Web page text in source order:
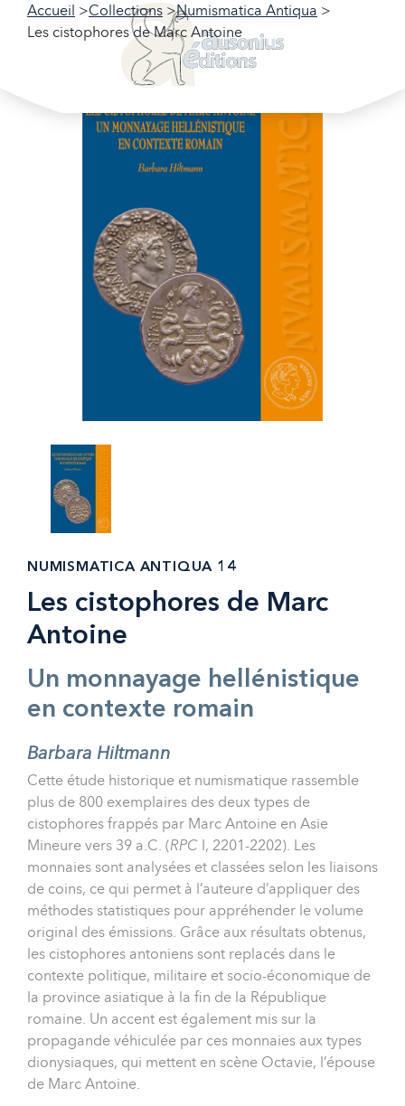
Accueil Collections
Numismatica Antiqua
Les cistophores de Marc Antoine
NUMISMATICA ANTIQUA 14
Les cistophores de Marc
Antoine
Un monnayage hellénistique
en contexte romain
Barbara Hiltmann
Cette étude historique et numismatique rassemble
plus de 800 exemplaires des deux types de
cistophores frappés par Marc Antoine en Asie
Mineure vers 39 a.C. (RPC I, 2201-2202). Les
monnaies sont analysées et classées selon les liaisons
de coins, ce qui permet à l’auteure d’appliquer des
méthodes statistiques pour appréhender le volume
original des émissions. Grâce aux résultats obtenus,
les cistophores antoniens sont replacés dans le
contexte politique, militaire et socio-économique de
la province asiatique à la fin de la République
romaine. Un accent est également mis sur la
propagande véhiculée par ces monnaies aux types
dionysiaques, qui mettent en scène Octavie, l’épouse
de Marc Antoine.